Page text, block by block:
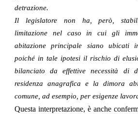
detrazione.
Il legislatore non ha, però,
limitazione nel caso in cui gli
abitazione principale siano ubicati
poiché in tale ipotesi il rischio di
bilanciato da effettive necessità di
residenza anagrafica e la dimora
comune, ad esempio, per esigenze
Questa interpretazione, è anche